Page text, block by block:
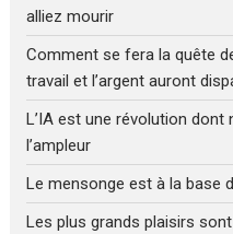
alliez mourir
Comment se fera la quête
travail et l’argent auront
L’IA est une révolution dont
l’ampleur
Le mensonge est à la base
Les plus grands plaisirs